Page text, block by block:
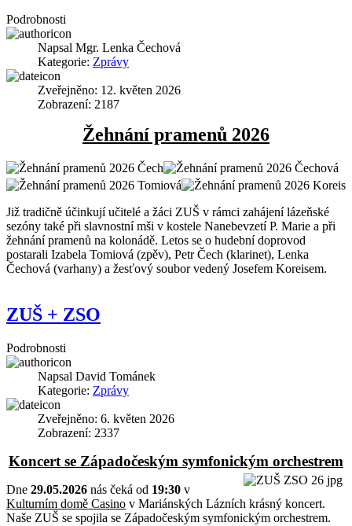
Podrobnosti
Napsal Mgr. Lenka Čechová
Kategorie: Zprávy
Zveřejněno: 12. květen 2026
Zobrazení: 2187
Žehnání pramenů 2026
Již tradičně účinkují učitelé a žáci ZUŠ v rámci zahájení lázeňské
sezóny také při slavnostní mši v kostele Nanebevzetí P. Marie a při
žehnání pramenů na kolonádě. Letos se o hudební doprovod
postarali Izabela Tomiová (zpěv), Petr Čech (klarinet), Lenka
Čechová (varhany) a žesťový soubor vedený Josefem Koreisem.
ZUŠ + ZSO
Podrobnosti
Napsal David Tománek
Kategorie: Zprávy
Zveřejněno: 6. květen 2026
Zobrazení: 2337
Koncert se Západočeským symfonickým orchestrem
Dne 29.05.2026 nás čeká od 19:30 v
Kulturním domě Casino v Mariánských Lázních krásný koncert.
Naše ZUŠ se spojila se Západočeským symfonickým orchestrem.